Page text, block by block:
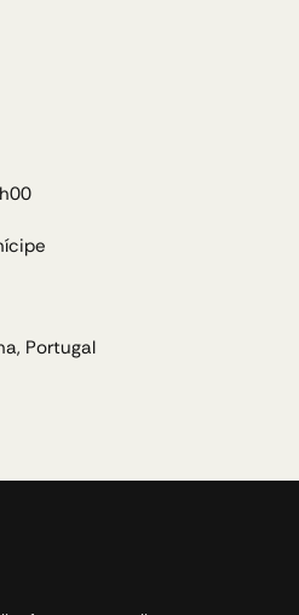
Portugal